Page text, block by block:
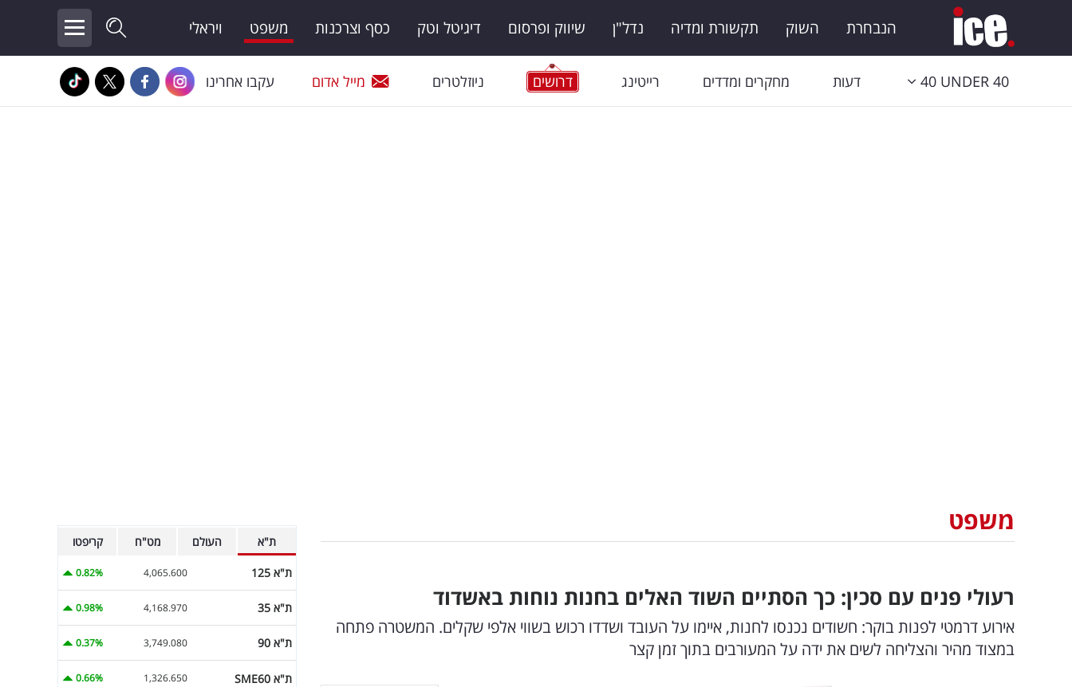
הנבחרת השוק תקשורת ומדיה נדל"ן שיווק ופרסום דיגיטל וטק כסף וצרכנות משפט ויראלי
40 UNDER 40 דעות מחקרים ומדדים רייטינג דרושים ניוזלטרים מייל אדום עקבו אחרינו
משפט
רעולי פנים עם סכין: כך הסתיים השוד האלים בחנות נוחות באשדוד
אירוע דרמטי לפנות בוקר: חשודים נכנסו לחנות, איימו על העובד ושדדו רכוש בשווי אלפי שקלים. המשטרה פתחה
במצוד מהיר והצליחה לשים את ידה על המעורבים בתוך זמן קצר
ת"א העולם מט"ח קריפטו
ת"א 125 4,065.600
0.82%
ת"א 35 4,168.970
0.98%
ת"א 90 3,749.080
0.37%
ת"א SME60 1,326.650
0.66%